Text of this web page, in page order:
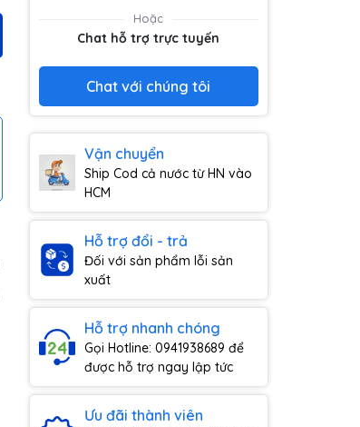
Hoặc
Chat hỗ trợ trực tuyến
Chat với chúng tôi
Vận chuyển
Ship Cod cả nước từ HN vào
HCM
Hỗ trợ đổi - trả
Đối với sản phẩm lỗi sản
xuất
Hỗ trợ nhanh chóng
Gọi Hotline: 0941938689 để
được hỗ trợ ngay lập tức
Ưu đãi thành viên